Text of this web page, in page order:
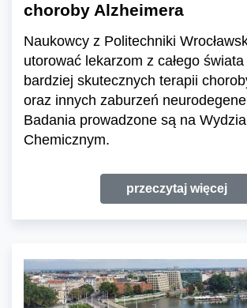
choroby Alzheimera
Naukowcy z Politechniki
utorować lekarzom z całego
bardziej skutecznych terapii
oraz innych zaburzeń
Badania prowadzone są na
Chemicznym.
przeczytaj więcej